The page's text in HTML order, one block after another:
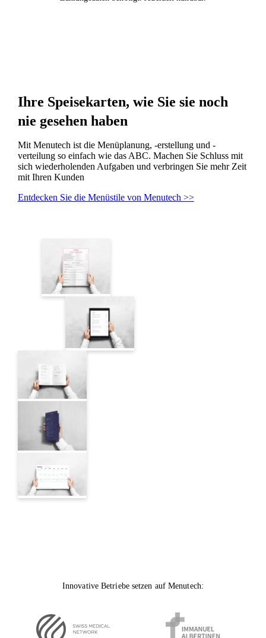
Ihre Speisekarten, wie Sie sie noch
nie gesehen haben
Mit Menutech ist die Menüplanung, -erstellung und -
verteilung so einfach wie das ABC. Machen Sie Schluss mit
sich wiederholenden Aufgaben und verbringen Sie mehr Zeit
mit Ihren Kunden
Entdecken Sie die Menüstile von Menutech >>
Innovative Betriebe setzen auf Menutech: